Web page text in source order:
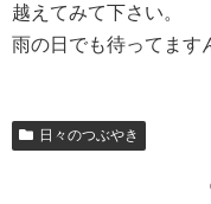
越えてみて下さい。
雨の日でも待ってます
日々のつぶやき